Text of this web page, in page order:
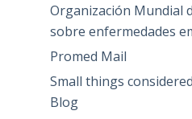
Organización Mundial
sobre enfermedades
Promed Mail
Small things
Blog